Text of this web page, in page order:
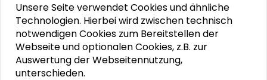
Gemeinschaften bauen. Neue
Wohnformen im Bestand und Neubau
Gemeinschaften bauen. Veränderte
Unsere Seite verwendet Cookies und ähnliche
Technologien. Hierbei wird zwischen technisch
notwendigen Cookies zum Bereitstellen der
Webseite und optionalen Cookies, z.B. zur
Auswertung der Webseitennutzung,
unterschieden.